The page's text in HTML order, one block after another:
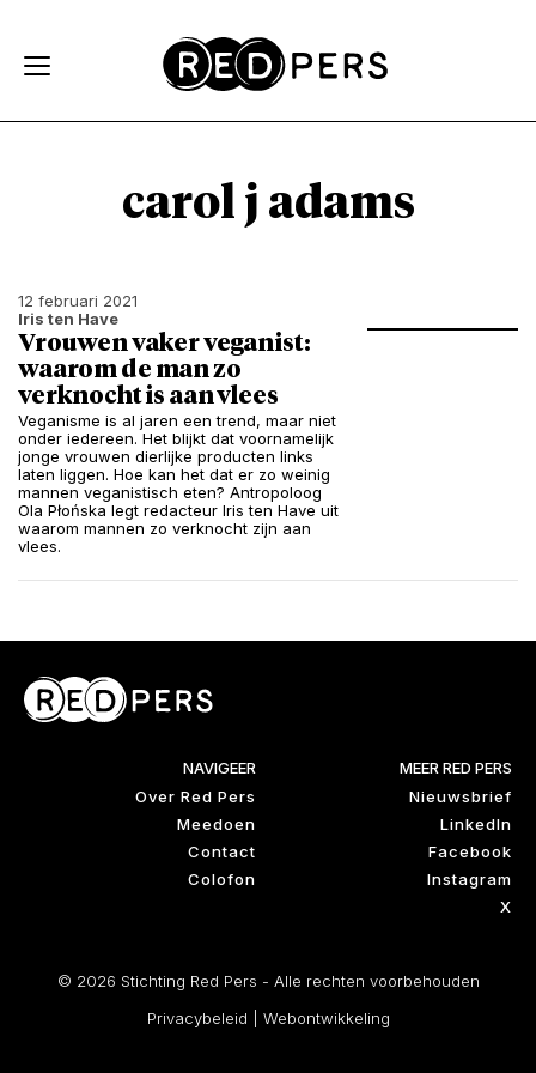
carol j adams
12 februari 2021
Iris ten Have
Vrouwen vaker veganist:
waarom de man zo
verknocht is aan vlees
Veganisme is al jaren een trend, maar niet
onder iedereen. Het blijkt dat voornamelijk
jonge vrouwen dierlijke producten links
laten liggen. Hoe kan het dat er zo weinig
mannen veganistisch eten? Antropoloog
Ola Płońska legt redacteur Iris ten Have uit
waarom mannen zo verknocht zijn aan
vlees.
NAVIGEER
Over Red Pers
Meedoen
Contact
Colofon
MEER RED PERS
Nieuwsbrief
LinkedIn
Facebook
Instagram
X
© 2026 Stichting Red Pers - Alle rechten voorbehouden
Privacybeleid
Webontwikkeling